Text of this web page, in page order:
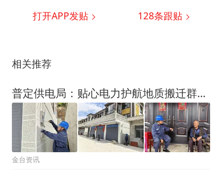
打开APP发贴 128条跟贴
相关推荐
普定供电局：贴心电力护航地质搬迁群众新生活
金台资讯